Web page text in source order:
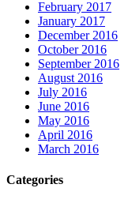
February 2017
January 2017
December 2016
October 2016
September 2016
August 2016
July 2016
June 2016
May 2016
April 2016
March 2016
Categories